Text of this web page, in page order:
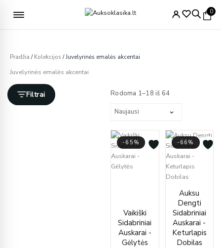
Nemokamas pristatymas nuo 49€ 0
Pradžia /Kolekcijos / Juvelyrinės emalės akcentai
Juvelyrinės emalės akcentai
Filtrai Rodoma 1–18 iš 64pagal
-65%
Vaikiški
Sidabriniai
Auskarai -
Gėlytės
Original
Current
-66%
Auksu
Dengti
Sidabriniai
Auskarai -
Keturlapis
Dobilas